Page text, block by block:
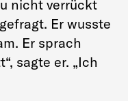
nicht verrückt
Er wusste
Er sprach
sagte er. „Ich